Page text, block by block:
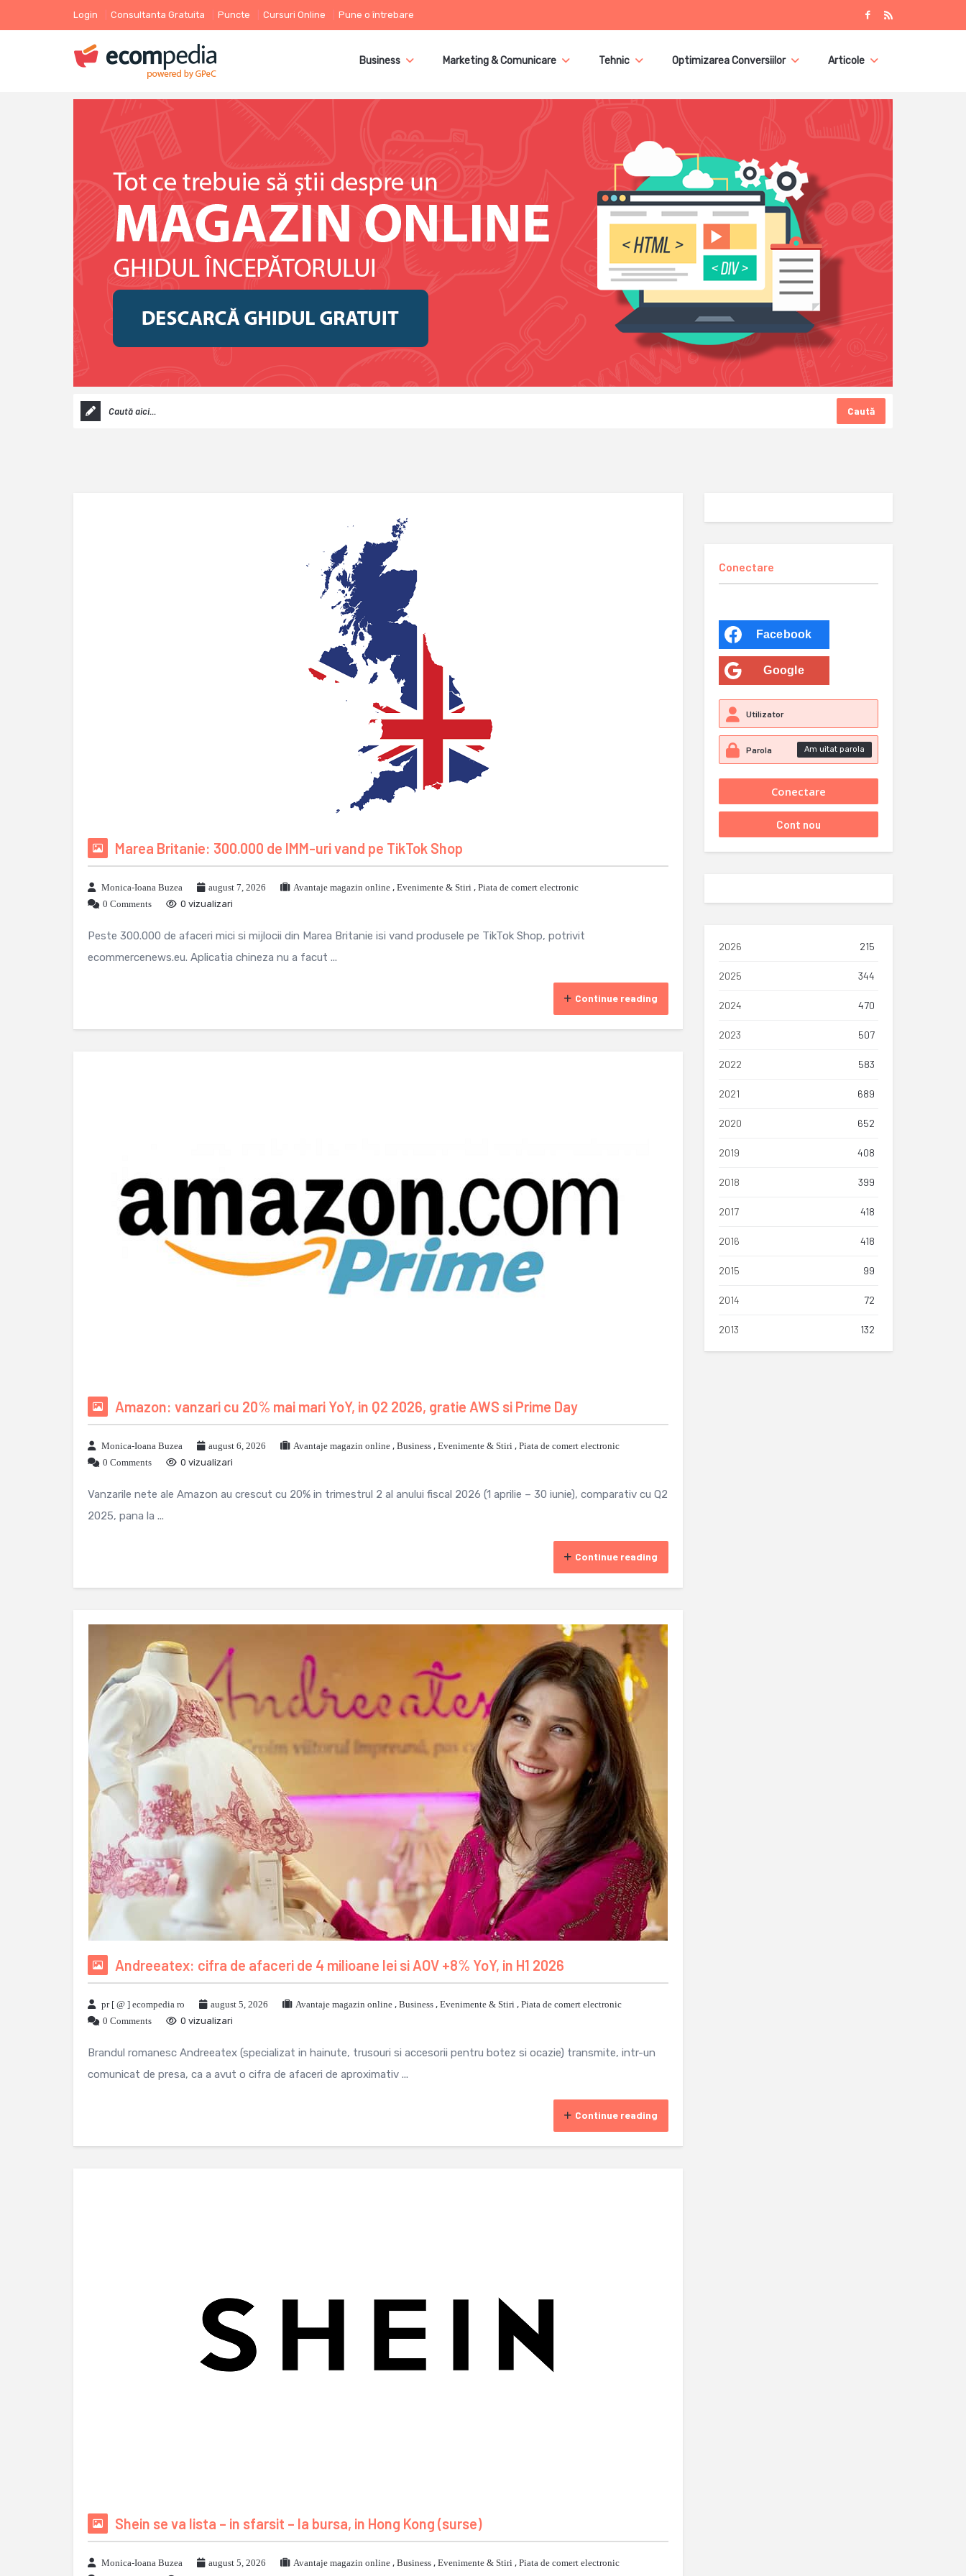
Login Consultanta Gratuita Puncte Cursuri Online Pune o întrebare
Business Marketing & Comunicare Tehnic Optimizarea Conversiilor Articole
Caută
Marea Britanie: 300.000 de IMM-uri vand pe TikTok Shop
Monica-Ioana Buzea august 7, 2026 Avantaje magazin online , Evenimente & Stiri , Piata de comert electronic
0 Comments
0 vizualizari
Peste 300.000 de afaceri mici si mijlocii din Marea Britanie isi vand produsele pe TikTok Shop, potrivit
ecommercenews.eu. Aplicatia chineza nu a facut ...
Continue reading
Amazon: vanzari cu 20% mai mari YoY, in Q2 2026, gratie AWS si Prime Day
Monica-Ioana Buzea august 6, 2026 Avantaje magazin online , Business , Evenimente & Stiri , Piata de comert electronic
0 Comments
0 vizualizari
Vanzarile nete ale Amazon au crescut cu 20% in trimestrul 2 al anului fiscal 2026 (1 aprilie – 30 iunie), comparativ cu Q2
2025, pana la ...
Continue reading
Andreeatex: cifra de afaceri de 4 milioane lei si AOV +8% YoY, in H1 2026
pr [ @ ] ecompedia ro august 5, 2026 Avantaje magazin online , Business , Evenimente & Stiri , Piata de comert electronic
0 Comments
0 vizualizari
Brandul romanesc Andreeatex (specializat in hainute, trusouri si accesorii pentru botez si ocazie) transmite, intr-un
comunicat de presa, ca a avut o cifra de afaceri de aproximativ ...
Continue reading
Shein se va lista – in sfarsit – la bursa, in Hong Kong (surse)
Monica-Ioana Buzea august 5, 2026 Avantaje magazin online , Business , Evenimente & Stiri , Piata de comert electronic
Conectare
Facebook
Google
Am uitat parola
2026 215
2025 344
2024 470
2023 507
2022 583
2021 689
2020 652
2019 408
2018 399
2017 418
2016 418
2015 99
2014 72
2013 132